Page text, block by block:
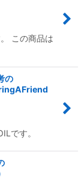
この商品は
の
です。